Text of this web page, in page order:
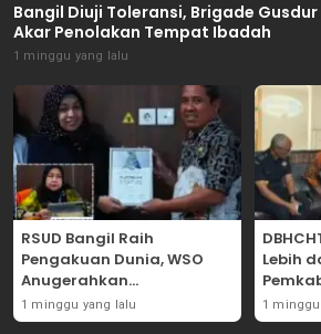
Bangil Diuji Toleransi, Brigade
Akar Penolakan Tempat Ibadah
1 minggu yang lalu
RSUD Bangil Raih
Pengakuan Dunia, WSO
Anugerahkan
Penghargaan
Internasional untuk
1 minggu yang lalu
Lebih
1